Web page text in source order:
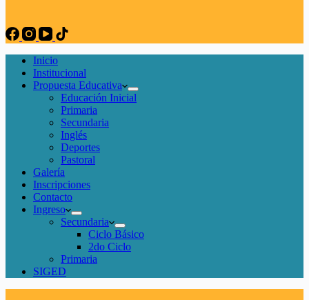
Inicio
Institucional
Propuesta Educativa
Educación Inicial
Primaria
Secundaria
Inglés
Deportes
Pastoral
Galería
Inscripciones
Contacto
Ingreso
Secundaria
Ciclo Básico
2do Ciclo
Primaria
SIGED